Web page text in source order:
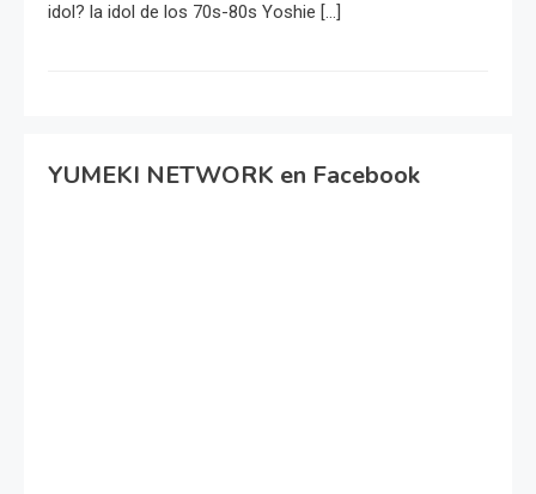
idol? la idol de los 70s-80s Yoshie […]
YUMEKI NETWORK en Facebook